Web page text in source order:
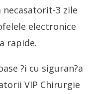
3 zile
electronice
rapide.
?i cu siguran?a
VIP Chirurgie